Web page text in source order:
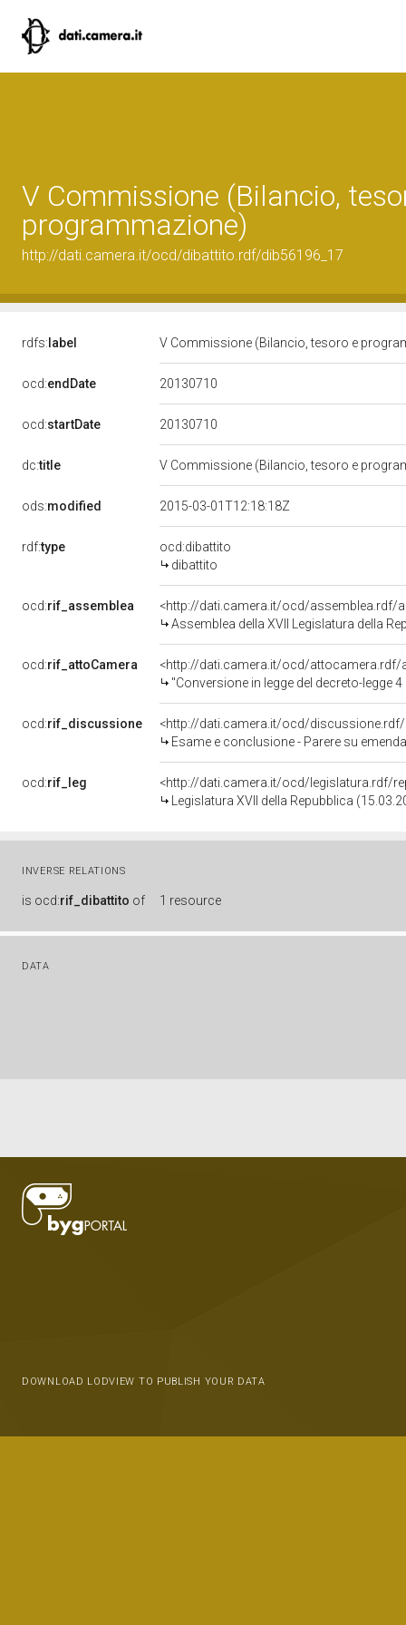
V Commissione (Bilancio,
programmazione)
http://dati.camera.it/ocd/dibattito.rdf/dib56196_17
rdfs: label V Commissione (Bilancio, tesoro e
ocd:endDate 20130710
ocd:startDate 20130710
dc:title V Commissione (Bilancio, tesoro e
ods:modified 2015-03-01T12:18:18Z
rdf:type
ocd:dibattito
dibattito
ocd:rif_assemblea
<http://dati.camera.it/ocd/assemblea.rdf/
Assemblea della XVII Legislatura della
ocd:rif_attoCamera
<http://dati.camera.it/ocd/attocamera.rdf/
"Conversione in legge del decreto-legge 4 giugno 2013, n. 61,
ocd:rif_discussione
<http://dati.camera.it/ocd/discussione.rdf/
Esame e conclusione - Parere su emendamenti - Nuove disposizioni
ocd:rif_leg
<http://dati.camera.it/ocd/legislatura.rdf/
Legislatura XVII della Repubblica
INVERSE RELATIONS
is ocd:rif_dibattito of 1 resource
DATA
DOWNLOAD LODVIEW TO PUBLISH YOUR DATA